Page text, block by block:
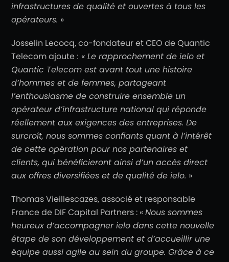
infrastructures de qualité et ouvertes à tous les
opérateurs. »
Josselin Lecocq, co-fondateur et CEO de Quantic
Telecom ajoute : « Le rapprochement de ielo et
Quantic Telecom est avant tout une histoire
d’hommes et de femmes, partageant
l’enthousiasme de construire ensemble un
opérateur d’infrastructure national qui réponde
réellement aux exigences des entreprises. De
surcroît, nous sommes confiants quant à l’intérêt
de cette opération pour nos partenaires et
clients, qui bénéficieront ainsi d’un accès direct
aux offres diversifiées et de qualité de ielo. »
Thomas Vieillescazes, associé et responsable
France de DIF Capital Partners : «Nous sommes
heureux d’accompagner ielo dans cette nouvelle
étape de son développement et d’accueillir une
équipe aussi agile au sein du groupe. Grâce à ce